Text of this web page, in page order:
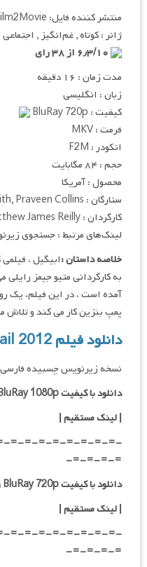
منتشر کننده فایل: Film2Movie
ژانر : کوتاه , غم‌انگیز , اجتماعی
مدت زمان : ۱۶ دقیقه
زبان : انگلیسی
کیفیت : BluRay 720p
فرمت : MKV
انکودر : F2M
حجم : ۸۴ مگابایت
محصول : آمریکا
ستارگان : Ashley Peoples, Scott Smith, Praveen Collins
کارگردان : Matthew James Reilly
لینک‌های مرتبط : جستجوی
خلاصه داستان :
به کارگردانی متیو جیمز
آمده است ، در این فیلم، یک
پمپ بنزین کار می کند و تلاش
دانلود فیلم Abigail 2012
نسخه زیرنویس چسبیده فارسی
دانلود با کیفیت BluRay 1080p ریلیز F2M
|لینک مستقیم|
=-=-=-=-=-=-=-=-
=-=-=-=-
دانلود با کیفیت BluRay 720p ریلیز F2M
| لینک مستقیم|
=-=-=-=-=-=-=-=-
=-=-=-=-